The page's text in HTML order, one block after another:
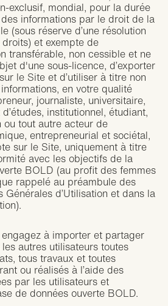
exclusif, mondial, pour la durée
informations par le droit de la
(sous réserve d’une résolution
et exempte de
transférable, non cessible et ne
d'une sous-licence, d’exporter
le Site et d’utiliser à titre non
en votre qualité
journaliste, universitaire,
institutionnel, étudiant,
ou tout autre acteur de
entrepreneurial et sociétal,
sur le Site, uniquement à titre
avec les objectifs de la
BOLD (au profit des femmes
rappelé au préambule des
Générales d’Utilisation et dans la
à importer et partager
autres utilisateurs toutes
tous travaux et toutes
ou réalisés à l’aide des
par les utilisateurs et
de données ouverte BOLD.